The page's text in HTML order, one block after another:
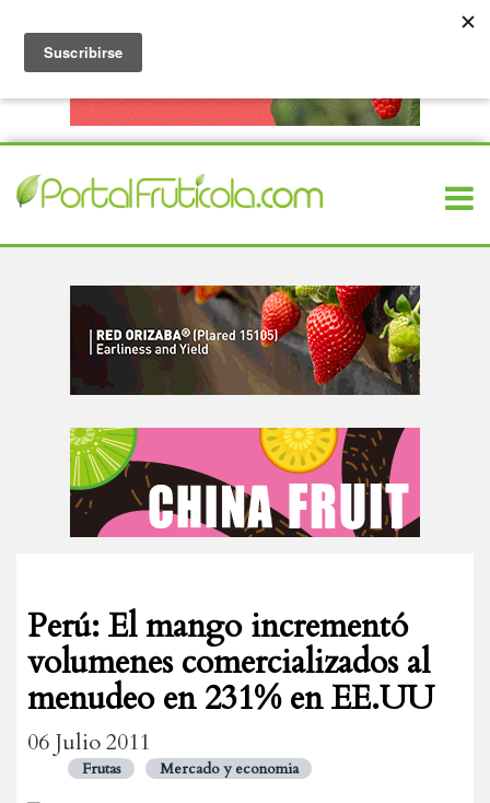
Perú: El mango incrementó
volumenes comercializados al
menudeo en 231% en EE.UU
06 Julio 2011
Frutas Mercado y economia